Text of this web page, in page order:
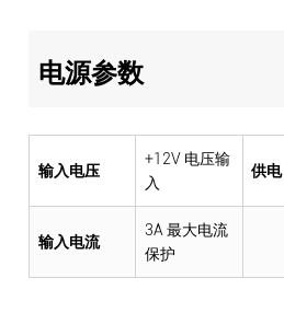
电源参数
输入电压
+12V 电压输
入
供电
输入电流
3A 最大电流
保护